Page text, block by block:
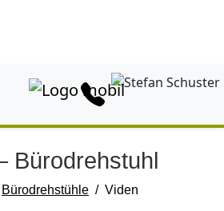
Bürodrehstuhl
Bürodrehstühle Viden